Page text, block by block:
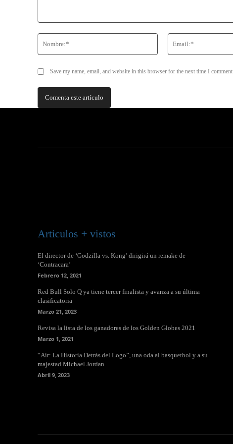
Nombre:*
Save my name, email, and website in this browser for the next time I comment.
Articulos + vistos
El director de ‘Godzilla vs. Kong’ dirigirá un remake de
‘Contracara’
Febrero 12, 2021
Red Bull Solo Q ya tiene tercer finalista y avanza a su última
clasificatoria
Marzo 21, 2023
Revisa la lista de los ganadores de los Golden Globes 2021
Marzo 1, 2021
“Air: La Historia Detrás del Logo”, una oda al basquetbol y a su
majestad Michael Jordan
Abril 9, 2023